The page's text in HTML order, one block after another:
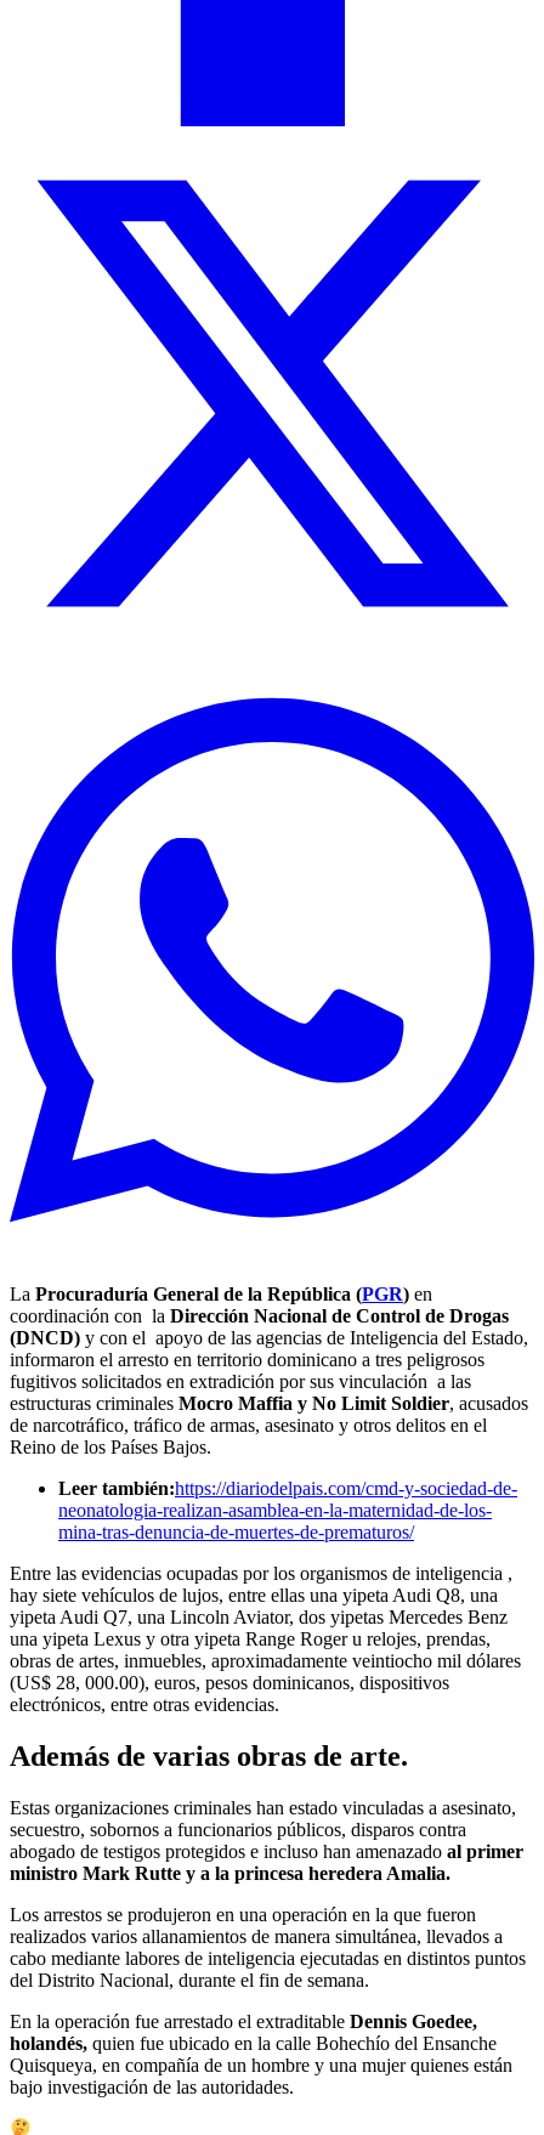
La Procuraduría General de la República (PGR) en
coordinación con la Dirección Nacional de Control de Drogas
(DNCD) y con el apoyo de las agencias de Inteligencia del Estado,
informaron el arresto en territorio dominicano a tres peligrosos
fugitivos solicitados en extradición por sus vinculación a las
estructuras criminales Mocro Maffia y No Limit Soldier, acusados
de narcotráfico, tráfico de armas, asesinato y otros delitos en el
Reino de los Países Bajos.
Leer también:https://diariodelpais.com/cmd-y-sociedad-de-
neonatologia-realizan-asamblea-en-la-maternidad-de-los-
mina-tras-denuncia-de-muertes-de-prematuros/
Entre las evidencias ocupadas por los organismos de inteligencia ,
hay siete vehículos de lujos, entre ellas una yipeta Audi Q8, una
yipeta Audi Q7, una Lincoln Aviator, dos yipetas Mercedes Benz
una yipeta Lexus y otra yipeta Range Roger u relojes, prendas,
obras de artes, inmuebles, aproximadamente veintiocho mil dólares
(US$ 28, 000.00), euros, pesos dominicanos, dispositivos
electrónicos, entre otras evidencias.
Además de varias obras de arte.
Estas organizaciones criminales han estado vinculadas a asesinato,
secuestro, sobornos a funcionarios públicos, disparos contra
abogado de testigos protegidos e incluso han amenazado al primer
ministro Mark Rutte y a la princesa heredera Amalia.
Los arrestos se produjeron en una operación en la que fueron
realizados varios allanamientos de manera simultánea, llevados a
cabo mediante labores de inteligencia ejecutadas en distintos puntos
del Distrito Nacional, durante el fin de semana.
En la operación fue arrestado el extraditable Dennis Goedee,
holandés, quien fue ubicado en la calle Bohechío del Ensanche
Quisqueya, en compañía de un hombre y una mujer quienes están
bajo investigación de las autoridades.